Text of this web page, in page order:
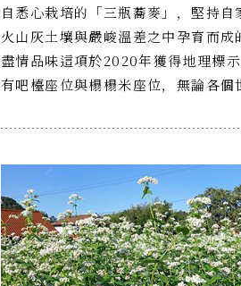
自悉心栽培的「三瓶蕎麥」，堅持
火山灰土壤與嚴峻溫差之中孕育而
盡情品味這項於2020年獲得地理標
有吧檯座位與榻榻米座位，無論各個